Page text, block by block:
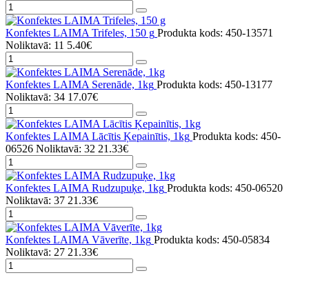
Konfektes LAIMA Trifeles, 150 g Produkta kods: 450-13571
Noliktavā: 11 5.40€
Konfektes LAIMA Serenāde, 1kg Produkta kods: 450-13177
Noliktavā: 34 17.07€
Konfektes LAIMA Lācītis Ķepainītis, 1kg Produkta kods: 450-
06526 Noliktavā: 32 21.33€
Konfektes LAIMA Rudzupuķe, 1kg Produkta kods: 450-06520
Noliktavā: 37 21.33€
Konfektes LAIMA Vāverīte, 1kg Produkta kods: 450-05834
Noliktavā: 27 21.33€